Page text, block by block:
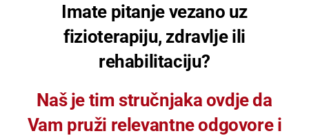
Imate pitanje vezano uz
fizioterapiju, zdravlje ili
rehabilitaciju?
Naš je tim stručnjaka ovdje da
Vam pruži relevantne odgovore i